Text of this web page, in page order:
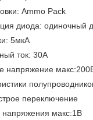
Ammo Pack
диода: одиночный
5мкА
ток: 30А
напряжение
переключение
напряжения макс:1В